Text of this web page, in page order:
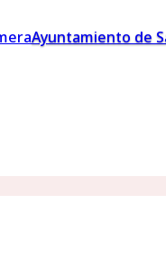
Ayuntamiento de